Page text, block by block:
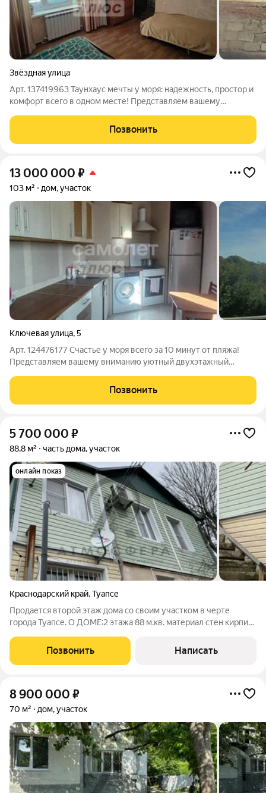
Звёздная улица
Арт. 137419963 Таунхаус мечты у моря: надежность, простор и
комфорт всего в одном месте! Представляем вашему
буквально в двух шагах от морского побережья. Этот
кирпичный таунхаус, построенный в 1989
Позвонить
13 000 000 ₽
103 м² дом, участок
Ключевая улица,5
Арт. 124476177 Счастье у моря всего за 10 минут от пляжа!
Представляем вашему вниманию уютный двухэтажный
непосредственной близости от ласковых волн Черного моря
всего в десяти минутах ходьбы до
Позвонить
5 700 000 ₽
88,8 м² часть дома, участок
онлайн показ
Краснодарский край,Туапсе
Продается второй этаж дома со своим участком в черте
города Туапсе. О ДОМЕ:2 этажа 88 м.кв. материал стен кирпич
постройки 1960 водоснабжение центральное канализация
центральная высота потолков 2.8 м. ОБ
Позвонить Написать
8 900 000 ₽
70 м² дом, участок